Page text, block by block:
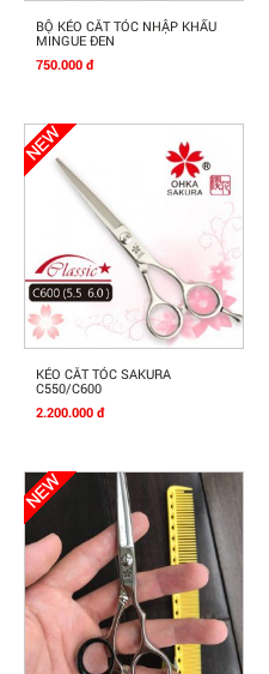
Mua Ngay
BỘ KÉO CẮT TÓC NHẬP KHẨU
MINGUE ĐEN
750.000 đ
Mua Ngay
KÉO CẮT TÓC SAKURA
C550/C600
2.200.000 đ